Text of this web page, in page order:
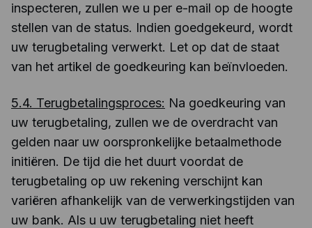
inspecteren, zullen we u per e-mail op de hoogte
stellen van de status. Indien goedgekeurd, wordt
uw terugbetaling verwerkt. Let op dat de staat
van het artikel de goedkeuring kan beïnvloeden.
5.4. Terugbetalingsproces: Na goedkeuring van
uw terugbetaling, zullen we de overdracht van
gelden naar uw oorspronkelijke betaalmethode
initiëren. De tijd die het duurt voordat de
terugbetaling op uw rekening verschijnt kan
variëren afhankelijk van de verwerkingstijden van
uw bank. Als u uw terugbetaling niet heeft